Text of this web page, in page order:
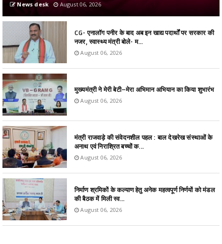
News desk August 06, 2026
CG- एनालॉग पनीर के बाद अब इन खाद्य पदार्थों पर सरकार की
नजर, स्वास्थ्य मंत्री बोले- म...
August 06, 2026
मुख्यमंत्री ने मेरी बेटी–मेरा अभिमान अभियान का किया शुभारंभ
August 06, 2026
मंत्री राजवाड़े की संवेदनशील पहल : बाल देखरेख संस्थाओं के
अनाथ एवं निराश्रित बच्चों क...
August 06, 2026
निर्माण श्रमिकों के कल्याण हेतु अनेक महत्वपूर्ण निर्णयों को मंडल
की बैठक में मिली स्व...
August 06, 2026